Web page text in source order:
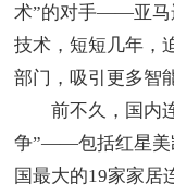
术”的对手——亚马
技术，短短几年，
部门，吸引更多
前不久，国内连
争”——包括红星美
国最大的19家家居